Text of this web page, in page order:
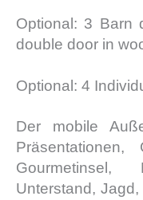
Optional: 3 Barn
double door in
Optional: 4
Der mobile
Präsentationen,
Gourmetinsel,
Unterstand,